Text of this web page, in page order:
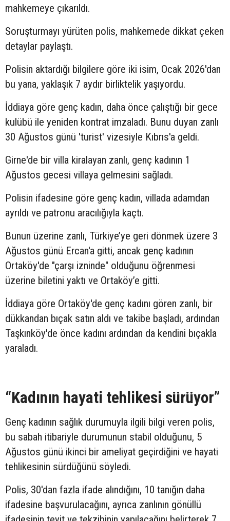
mahkemeye çıkarıldı.
Soruşturmayı yürüten polis, mahkemede dikkat çeken
detaylar paylaştı.
Polisin aktardığı bilgilere göre iki isim, Ocak 2026'dan
bu yana, yaklaşık 7 aydır birliktelik yaşıyordu.
İddiaya göre genç kadın, daha önce çalıştığı bir gece
kulübü ile yeniden kontrat imzaladı. Bunu duyan zanlı
30 Ağustos günü 'turist' vizesiyle Kıbrıs'a geldi.
Girne'de bir villa kiralayan zanlı, genç kadının 1
Ağustos gecesi villaya gelmesini sağladı.
Polisin ifadesine göre genç kadın, villada adamdan
ayrıldı ve patronu aracılığıyla kaçtı.
Bunun üzerine zanlı, Türkiye’ye geri dönmek üzere 3
Ağustos günü Ercan'a gitti, ancak genç kadının
Ortaköy'de "çarşı izninde" olduğunu öğrenmesi
üzerine biletini yaktı ve Ortaköy’e gitti.
İddiaya göre Ortaköy'de genç kadını gören zanlı, bir
dükkandan bıçak satın aldı ve takibe başladı, ardından
Taşkınköy'de önce kadını ardından da kendini bıçakla
yaraladı.
“Kadının hayati tehlikesi sürüyor”
Genç kadının sağlık durumuyla ilgili bilgi veren polis,
bu sabah itibariyle durumunun stabil olduğunu, 5
Ağustos günü ikinci bir ameliyat geçirdiğini ve hayati
tehlikesinin sürdüğünü söyledi.
Polis, 30'dan fazla ifade alındığını, 10 tanığın daha
ifadesine başvurulacağını, ayrıca zanlının gönüllü